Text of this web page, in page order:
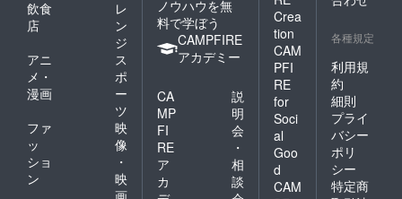
は、追
店頭決
せてい
ただき
ます。
（店頭
paypay
、クレ
ジッ
ト、現
ご購入
えくだ
飲食
店
レ
ン
ジ
アニ
メ・
漫画
ス
ポ
ー
ツ
ファ
ッ
ショ
ン
映
像
・
映
画
ノウハウを無
料で学ぼう
CAMPFIRE
アカデミー
CA
MP
FI
RE
ア
カ
説
明
会
・
相
談
Crea
tion
CAM
PFI
RE
for
Soci
al
Goo
d
CAM
各種規定
利用規
約
細則
プライ
バシー
ポリ
シー
特定商